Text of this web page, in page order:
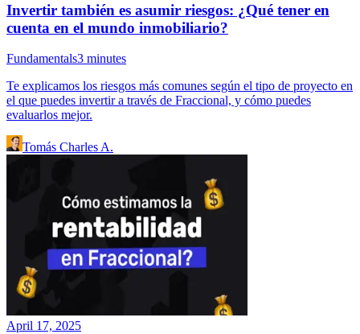
Invertir también es asumir riesgos: ¿Qué tener en
cuenta en el mundo inmobiliario?
Fundamentals3 minutes
Te explicamos los riesgos más comunes según el tipo de proyecto en
el que puedes invertir a través de Fraccional, y cómo puedes
evaluarlos mejor.
Tomás Charles A.
April 17, 2025